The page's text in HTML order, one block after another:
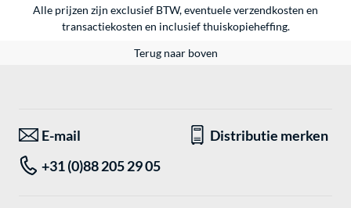
Alle prijzen zijn exclusief BTW, eventuele verzendkosten en
transactiekosten en inclusief thuiskopieheffing.
Terug naar boven
E-mail
Distributie merken
+31 (0)88 205 29 05